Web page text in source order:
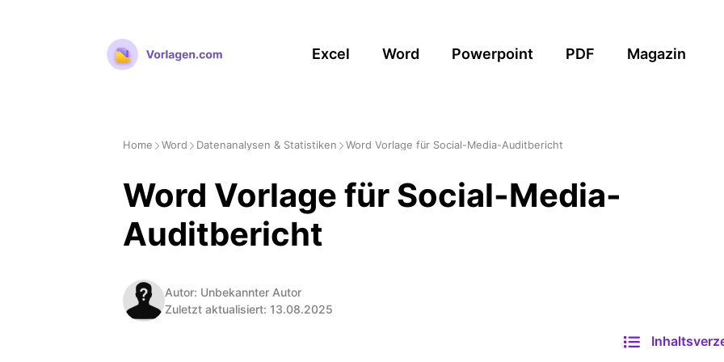
Excel Word Powerpoint PDF Magazin
Home Word Datenanalysen & Statistiken Word Vorlage für Social-Media-Auditbericht
Word Vorlage für Social-Media-
Auditbericht
Autor: Unbekannter Autor
Zuletzt aktualisiert: 13.08.2025